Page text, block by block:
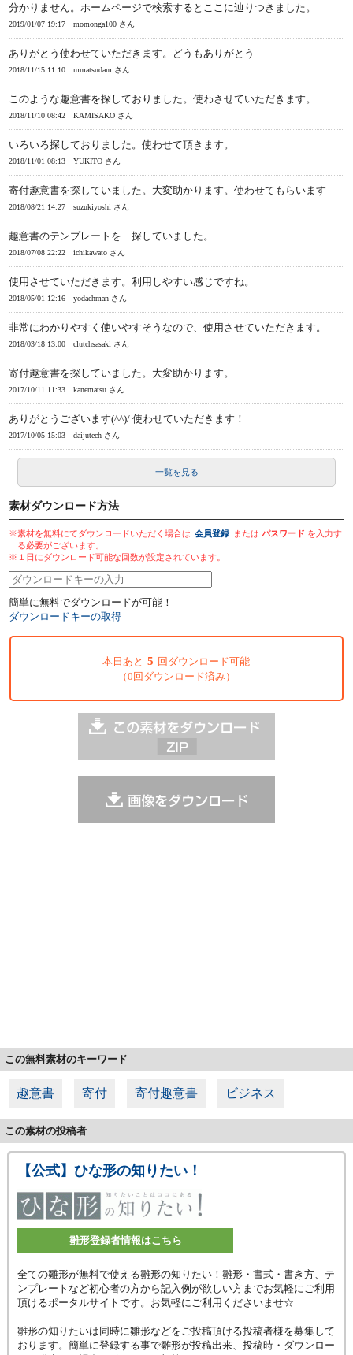
分かりません。ホームページで検索するとここに辿りつきました。
2019/01/07 19:17 momonga100 さん
ありがとう使わせていただきます。どうもありがとう
2018/11/15 11:10 mmatsudam さん
このような趣意書を探しておりました。使わさせていただきます。
2018/11/10 08:42 KAMISAKO さん
いろいろ探しておりました。使わせて頂きます。
2018/11/01 08:13 YUKITO さん
寄付趣意書を探していました。大変助かります。使わせてもらいます
2018/08/21 14:27 suzukiyoshi さん
趣意書のテンプレートを 探していました。
2018/07/08 22:22 ichikawato さん
使用させていただきます。利用しやすい感じですね。
2018/05/01 12:16 yodachman さん
非常にわかりやすく使いやすそうなので、使用させていただきます。
2018/03/18 13:00 clutchsasaki さん
寄付趣意書を探していました。大変助かります。
2017/10/11 11:33 kanematsu さん
ありがとうございます(^^)/ 使わせていただきます！
2017/10/05 15:03 daijutech さん
一覧を見る
素材ダウンロード方法
※素材を無料にてダウンロードいただく場合は 会員登録 またはパスワード を入力す
る必要がございます。
※１日にダウンロード可能な回数が設定されています。
簡単に無料でダウンロードが可能！
ダウンロードキーの取得
本日あと 5 回ダウンロード可能
（0回ダウンロード済み）
この無料素材のキーワード
趣意書 寄付 寄付趣意書 ビジネス
この素材の投稿者
【公式】ひな形の知りたい！
雛形登録者情報はこちら
全ての雛形が無料で使える雛形の知りたい！雛形・書式・書き方、テ
ンプレートなど初心者の方から記入例が欲しい方までお気軽にご利用
頂けるポータルサイトです。お気軽にご利用くださいませ☆
雛形の知りたいは同時に雛形などをご投稿頂ける投稿者様を募集して
おります。簡単に登録する事で雛形が投稿出来、投稿時・ダウンロー